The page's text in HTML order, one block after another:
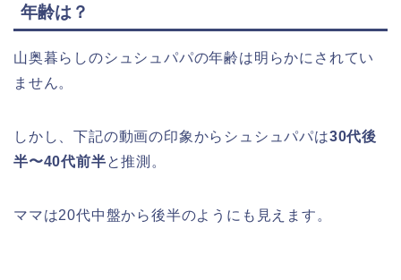
年齢は？
山奥暮らしのシュシュパパの年齢は明らかにされてい
ません。
しかし、下記の動画の印象からシュシュパパは30代後
半〜40代前半と推測。
ママは20代中盤から後半のようにも見えます。